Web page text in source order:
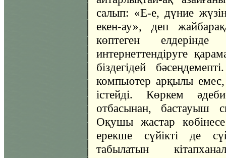
салып: «Е-е, дүние
екен-ау», деп
көптеген елдерінде
интернеттендіруге
біздегідей
компьютер арқылы
істейді. Көркем
отбасынан, бастауыш
Оқушы жастар
ерекше сүйікті де
табылатын